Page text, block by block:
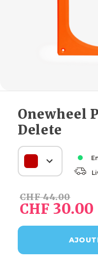
Onewheel
Delete
CHF44.00
CHF 30.00